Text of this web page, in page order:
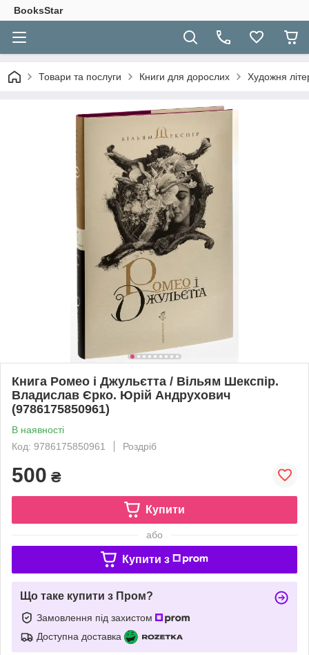
BooksStar
Товари та послуги Книги для дорослих Художня
Книга Ромео і Джульєтта / Вільям Шекспір.
Владислав Єрко. Юрій Андрухович
(9786175850961)
В наявності
Код: 9786175850961
Роздріб
500 ₴
Купити
або
Купити з
Що таке купити з Пром?
Замовлення під захистом
Доступна доставка